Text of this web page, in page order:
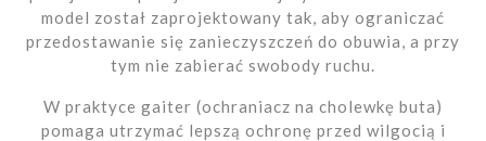
model został zaprojektowany tak, aby ograniczać
przedostawanie się zanieczyszczeń do obuwia, a przy
tym nie zabierać swobody ruchu.
W praktyce gaiter (ochraniacz na cholewkę buta)
pomaga utrzymać lepszą ochronę przed wilgocią i